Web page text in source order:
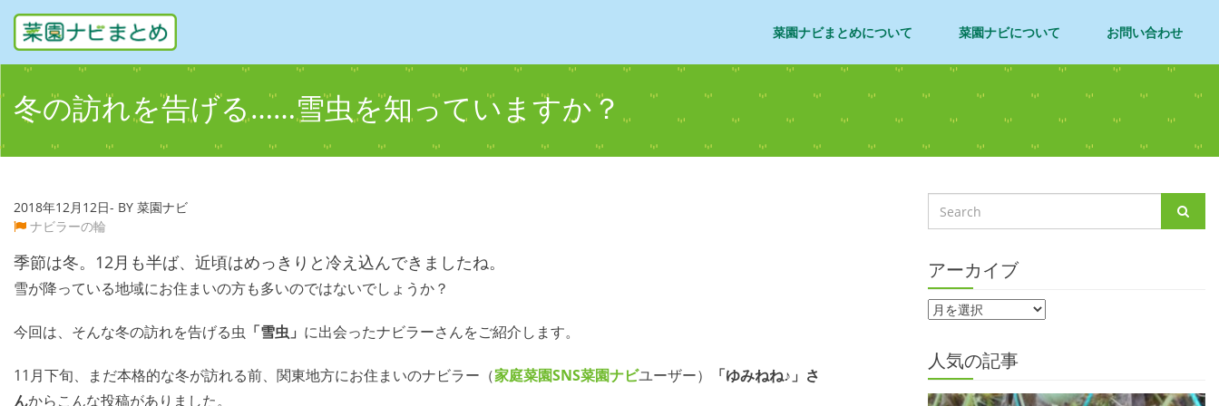
菜園ナビまとめについて 菜園ナビについて お問い合わせ
冬の訪れを告げる……雪虫を知っていますか？
2018年12月12日- BY 菜園ナビ
ナビラーの輪
季節は冬。12月も半ば、近頃はめっきりと冷え込んできましたね。
雪が降っている地域にお住まいの方も多いのではないでしょうか？
今回は、そんな冬の訪れを告げる虫 「雪虫」 に出会ったナビラーさんをご紹介します。
11月下旬、まだ本格的な冬が訪れる前、関東地方にお住まいのナビラー（家庭菜園SNS菜園ナビユーザー）
「ゆみねね♪」さ
んからこんな投稿がありました。
アーカイブ
人気の記事